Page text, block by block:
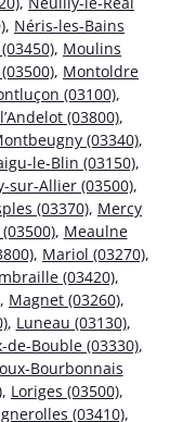
, Néris-les-Bains
, Moulins
, Montoldre
(03100),
(03800),
(03340),
le-Blin (03150),
sur-Allier (03500),
(03370), Mercy
, Meaulne
, Mariol (03270),
(03420),
, Magnet (03260),
, Luneau (03130),
de-Bouble (03330),
Bourbonnais
, Loriges (03500),
(03410),